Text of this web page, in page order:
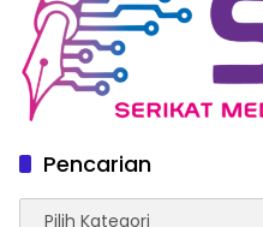
Pencarian
Pencarian